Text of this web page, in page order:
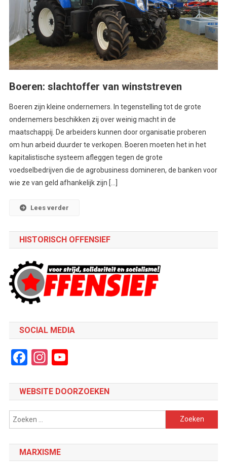
Boeren: slachtoffer van winststreven
Boeren zijn kleine ondernemers. In tegenstelling tot de grote
ondernemers beschikken zij over weinig macht in de
maatschappij. De arbeiders kunnen door organisatie proberen
om hun arbeid duurder te verkopen. Boeren moeten het in het
kapitalistische systeem afleggen tegen de grote
voedselbedrijven die de agrobusiness domineren, de banken voor
wie ze van geld afhankelijk zijn […]
Lees verder
HISTORISCH OFFENSIEF
SOCIAL MEDIA
Facebook
Instagram
YouTube
WEBSITE DOORZOEKEN
Zoeken
naar:
MARXISME